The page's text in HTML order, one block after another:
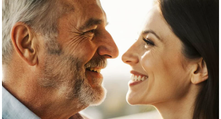
ध
र्म
स्थ
ल
व्र
त्यो
हा
र